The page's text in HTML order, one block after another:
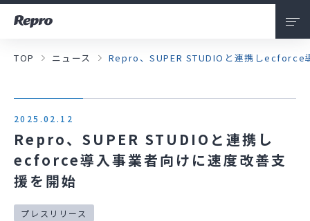
会社情報
私たちについて
サービス
ニュース
採用情報
TOP ニュース Repro、SUPER STUDIOと連携しecforce
2025.02.12
Repro、SUPER STUDIOと連携し
ecforce導入事業者向けに速度改善支
援を開始
プレスリリース